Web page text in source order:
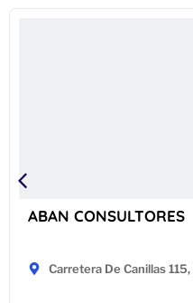
ABAN CONSULTORES
Carretera De Canillas